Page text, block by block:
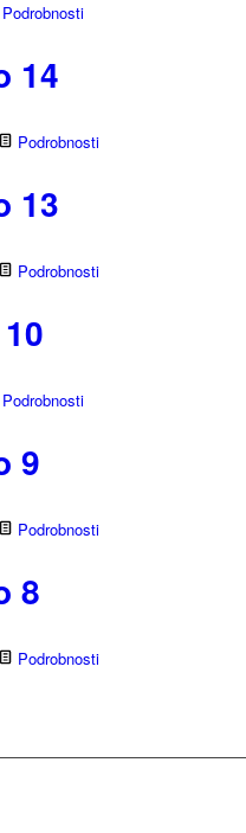
Podrobnosti
14
Podrobnosti
13
Podrobnosti
Podrobnosti
9
Podrobnosti
8
Podrobnosti